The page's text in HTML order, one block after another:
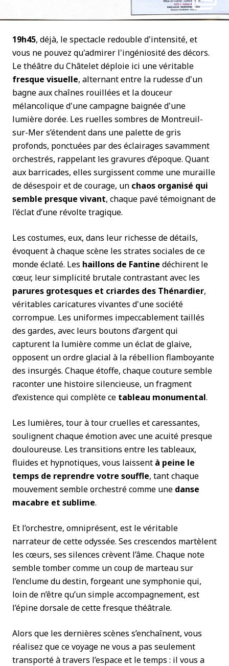
19h45, déjà, le spectacle redouble d'intensité, et
vous ne pouvez qu'admirer l'ingéniosité des décors.
Le théâtre du Châtelet déploie ici une véritable
fresque visuelle, alternant entre la rudesse d'un
bagne aux chaînes rouillées et la douceur
mélancolique d'une campagne baignée d'une
lumière dorée. Les ruelles sombres de Montreuil-
sur-Mer s’étendent dans une palette de gris
profonds, ponctuées par des éclairages savamment
orchestrés, rappelant les gravures d’époque. Quant
aux barricades, elles surgissent comme une muraille
de désespoir et de courage, un chaos organisé qui
semble presque vivant, chaque pavé témoignant de
l’éclat d’une révolte tragique.
Les costumes, eux, dans leur richesse de détails,
évoquent à chaque scène les strates sociales de ce
monde éclaté. Les haillons de Fantine déchirent le
cœur, leur simplicité brutale contrastant avec les
parures grotesques et criardes des Thénardier,
véritables caricatures vivantes d'une société
corrompue. Les uniformes impeccablement taillés
des gardes, avec leurs boutons d’argent qui
capturent la lumière comme un éclat de glaive,
opposent un ordre glacial à la rébellion flamboyante
des insurgés. Chaque étoffe, chaque couture semble
raconter une histoire silencieuse, un fragment
d’existence qui complète ce tableau monumental.
Les lumières, tour à tour cruelles et caressantes,
soulignent chaque émotion avec une acuité presque
douloureuse. Les transitions entre les tableaux,
fluides et hypnotiques, vous laissent à peine le
temps de reprendre votre souffle, tant chaque
mouvement semble orchestré comme une danse
macabre et sublime.
Et l’orchestre, omniprésent, est le véritable
narrateur de cette odyssée. Ses crescendos martèlent
les cœurs, ses silences crèvent l’âme. Chaque note
semble tomber comme un coup de marteau sur
l’enclume du destin, forgeant une symphonie qui,
loin de n’être qu’un simple accompagnement, est
l’épine dorsale de cette fresque théâtrale.
Alors que les dernières scènes s’enchaînent, vous
réalisez que ce voyage ne vous a pas seulement
transporté à travers l’espace et le temps : il vous a